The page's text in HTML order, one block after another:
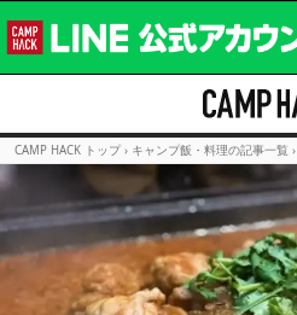
CAMP HACK トップ › キャンプ飯・料理の記事一覧 ›